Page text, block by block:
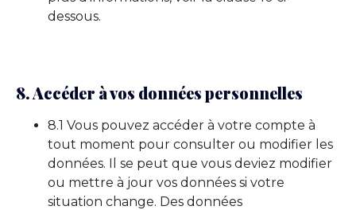
dessous.
8. Accéder à vos données personnelles
8.1 Vous pouvez accéder à votre compte à
tout moment pour consulter ou modifier les
données. Il se peut que vous deviez modifier
ou mettre à jour vos données si votre
situation change. Des données